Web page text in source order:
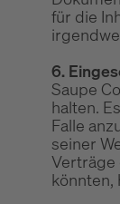
für die
6.
Saupe
halten.
Falle
seiner
Verträge
könnten,